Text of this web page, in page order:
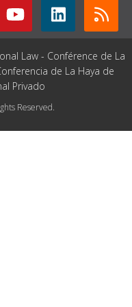
Law - Conférence de La
de La Haya de
Privado
Reserved.